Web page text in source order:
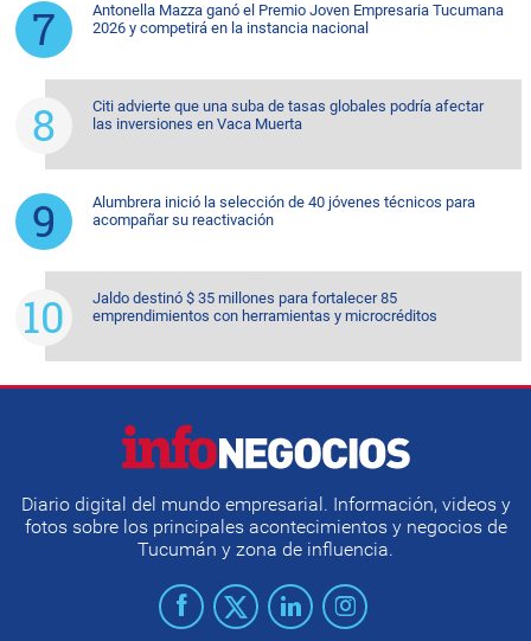
Antonella Mazza ganó el Premio Joven Empresaria Tucumana
2026 y competirá en la instancia nacional
Citi advierte que una suba de tasas globales podría afectar
las inversiones en Vaca Muerta
Alumbrera inició la selección de 40 jóvenes técnicos para
acompañar su reactivación
Jaldo destinó $ 35 millones para fortalecer 85
emprendimientos con herramientas y microcréditos
Diario digital del mundo empresarial. Información, videos y
fotos sobre los principales acontecimientos y negocios de
Tucumán y zona de influencia.